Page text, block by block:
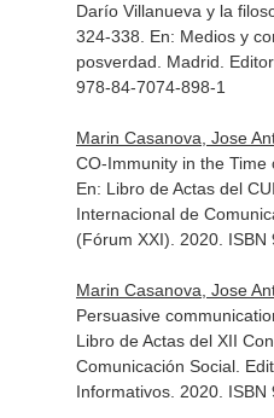
Darío Villanueva y la
324-338. En: Medios y
posverdad . Madrid.
978-84-7074-898-1
Marin Casanova, Jose
CO-Immunity in the Time
En: Libro de Actas del
Internacional de
(Fórum XXI). 2020.
Marin Casanova, Jose
Persuasive
Libro de Actas del XII
Comunicación Social.
Informativos. 2020.